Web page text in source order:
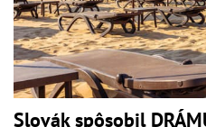
Slovák spôsobil